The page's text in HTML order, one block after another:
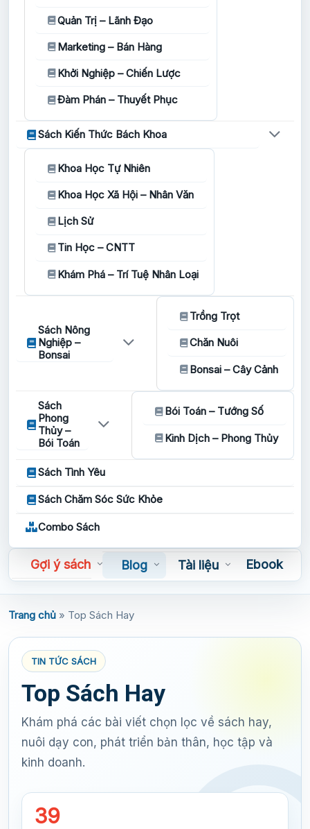
Quản Trị – Lãnh Đạo
Marketing – Bán Hàng
Khởi Nghiệp – Chiến Lược
Đàm Phán – Thuyết Phục
Sách Kiến Thức Bách Khoa
Khoa Học Tự Nhiên
Khoa Học Xã Hội – Nhân Văn
Lịch Sử
Tin Học – CNTT
Khám Phá – Trí Tuệ Nhân Loại
Sách Nông
Nghiệp –
Bonsai
Trồng Trọt
Chăn Nuôi
Bonsai – Cây Cảnh
Sách
Phong
Thủy –
Bói Toán
Bói Toán – Tướng Số
Kinh Dịch – Phong Thủy
Sách Tình Yêu
Sách Chăm Sóc Sức Khỏe
Combo Sách
Gợi ý sách Blog Tài liệu
Ebook
Sách nói
Trang chủ » Top Sách Hay
TIN TỨC SÁCH
Top Sách Hay
Khám phá các bài viết chọn lọc về sách hay,
nuôi dạy con, phát triển bản thân, học tập và
kinh doanh.
39